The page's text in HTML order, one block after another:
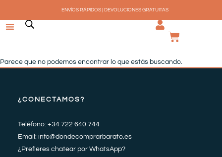
contenido
ENVÍOS RÁPIDOS | DEVOLUCIONES GRATUITAS
Parece que no podemos encontrar lo que estás buscando.
¿CONECTAMOS?
Teléfono: +34 722 640 744
Email: info@dondecomprarbarato.es
¿Prefieres chatear por WhatsApp?